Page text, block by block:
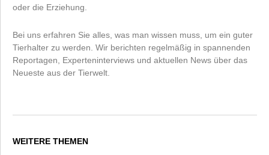
oder die Erziehung.
Bei uns erfahren Sie alles, was man wissen muss, um ein guter
Tierhalter zu werden. Wir berichten regelmäßig in spannenden
Reportagen, Experteninterviews und aktuellen News über das
Neueste aus der Tierwelt.
WEITERE THEMEN